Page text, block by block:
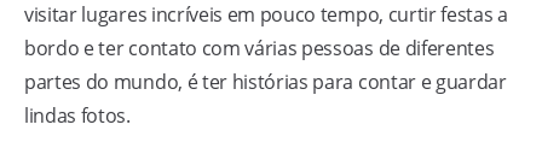
visitar lugares incríveis em pouco tempo, curtir festas a
bordo e ter contato com várias pessoas de diferentes
partes do mundo, é ter histórias para contar e guardar
lindas fotos.